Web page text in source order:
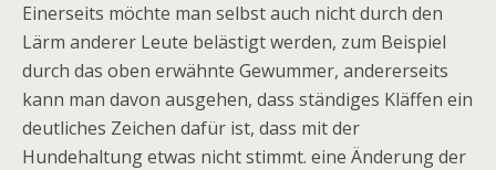
Einerseits möchte man selbst auch nicht durch den
Lärm anderer Leute belästigt werden, zum Beispiel
durch das oben erwähnte Gewummer, andererseits
kann man davon ausgehen, dass ständiges Kläffen ein
deutliches Zeichen dafür ist, dass mit der
Hundehaltung etwas nicht stimmt. eine Änderung der